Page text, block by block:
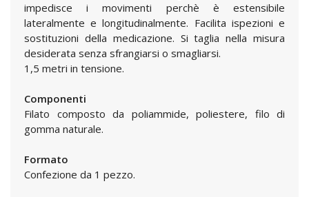
impedisce i movimenti perchè è estensibile
lateralmente e longitudinalmente. Facilita ispezioni e
sostituzioni della medicazione. Si taglia nella misura
desiderata senza sfrangiarsi o smagliarsi.
1,5 metri in tensione.
Componenti
Filato composto da poliammide, poliestere, filo di
gomma naturale.
Formato
Confezione da 1 pezzo.